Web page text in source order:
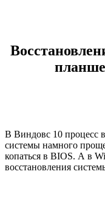
В Виндовс 10 процесс
системы намного
копаться в BIOS. А в
восстановления